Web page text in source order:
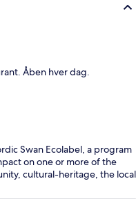
Åben hver dag.
Swan Ecolabel, a program
on one or more of the
cultural-heritage, the local